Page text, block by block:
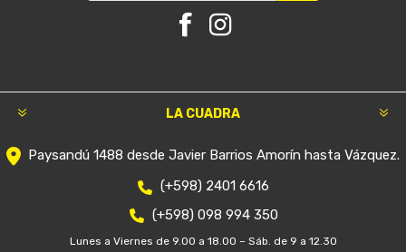
LA CUADRA
Paysandú 1488 desde Javier Barrios Amorín hasta Vázquez.
(+598) 2401 6616
(+598) 098 994 350
Lunes a Viernes de 9.00 a 18.00 – Sáb. de 9 a 12.30